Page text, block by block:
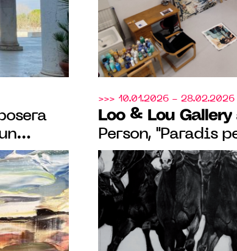
et à
>>> 10.01.2026 - 28.02.2026
Loo & Lou Gallery
Person, "Paradis
au fusain et à la